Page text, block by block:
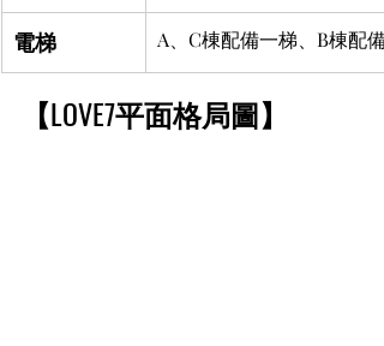
電梯 A、C棟配備一梯、B棟配備
【LOVE7平面格局圖】